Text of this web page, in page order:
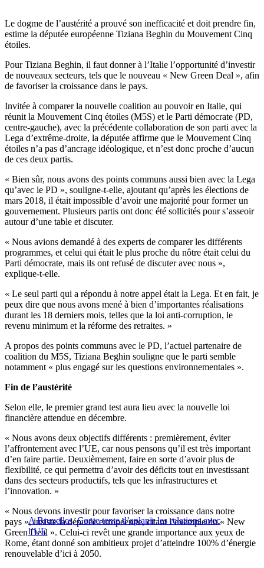
Le dogme de l’austérité a prouvé son inefficacité et doit prendre fin,
estime la députée européenne Tiziana Beghin du Mouvement Cinq
étoiles.
Pour Tiziana Beghin, il faut donner à l’Italie l’opportunité d’investir
de nouveaux secteurs, tels que le nouveau « New Green Deal », afin
de favoriser la croissance dans le pays.
Invitée à comparer la nouvelle coalition au pouvoir en Italie, qui
réunit la Mouvement Cinq étoiles (M5S) et le Parti démocrate (PD,
centre-gauche), avec la précédente collaboration de son parti avec la
Lega d’extrême-droite, la députée affirme que le Mouvement Cinq
étoiles n’a pas d’ancrage idéologique, et n’est donc proche d’aucun
de ces deux partis.
« Bien sûr, nous avons des points communs aussi bien avec la Lega
qu’avec le PD », souligne-t-elle, ajoutant qu’après les élections de
mars 2018, il était impossible d’avoir une majorité pour former un
gouvernement. Plusieurs partis ont donc été sollicités pour s’asseoir
autour d’une table et discuter.
« Nous avions demandé à des experts de comparer les différents
programmes, et celui qui était le plus proche du nôtre était celui du
Parti démocrate, mais ils ont refusé de discuter avec nous »,
explique-t-elle.
« Le seul parti qui a répondu à notre appel était la Lega. Et en fait, je
peux dire que nous avons mené à bien d’importantes réalisations
durant les 18 derniers mois, telles que la loi anti-corruption, le
revenu minimum et la réforme des retraites. »
A propos des points communs avec le PD, l’actuel partenaire de
coalition du M5S, Tiziana Beghin souligne que le parti semble
notamment « plus engagé sur les questions environnementales ».
Fin de l’austérité
Selon elle, le premier grand test aura lieu avec la nouvelle loi
financière attendue en décembre.
« Nous avons deux objectifs différents : premièrement, éviter
l’affrontement avec l’UE, car nous pensons qu’il est très important
d’en faire partie. Deuxièmement, faire en sorte d’avoir plus de
flexibilité, ce qui permettra d’avoir des déficits tout en investissant
dans des secteurs productifs, tels que les infrastructures et
l’innovation. »
A Bruxelles, Conte tente d’aplanir les relations avec
l’UE
« Nous devons investir pour favoriser la croissance dans notre
pays », insiste la députée européenne, citant l’exemple du « New
Green Deal ». Celui-ci revêt une grande importance aux yeux de
Rome, étant donné son ambitieux projet d’atteindre 100% d’énergie
renouvelable d’ici à 2050.